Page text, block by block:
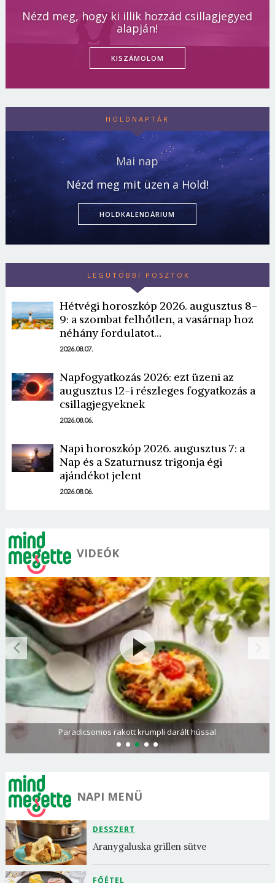
Nézd meg, hogy ki illik hozzád csillagjegyed
alapján!
KISZÁMOLOM
HOLDNAPTÁR
Mai nap
Nézd meg mit üzen a Hold!
HOLDKALENDÁRIUM
LEGUTÓBBI POSZTOK
Hétvégi horoszkóp 2026. augusztus 8-
9: a szombat felhőtlen, a vasárnap hoz
néhány fordulatot…
2026.08.07.
Napfogyatkozás 2026: ezt üzeni az
augusztus 12-i részleges fogyatkozás a
csillagjegyeknek
2026.08.06.
Napi horoszkóp 2026. augusztus 7: a
Nap és a Szaturnusz trigonja égi
ajándékot jelent
2026.08.06.
VIDEÓK
Paradicsomos rakott krumpli darált hússal
NAPI MENÜ
DESSZERT
Aranygaluska grillen sütve
FŐÉTEL